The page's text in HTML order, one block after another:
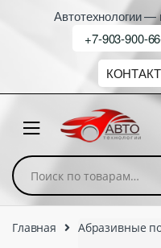
Автотехнологии —
+7-903-900-
Искать:
Главная Абразивные